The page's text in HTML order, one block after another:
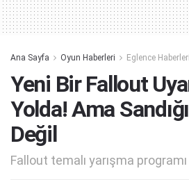
Ana Sayfa Oyun Haberleri Eglence Haberleri
Yeni Bir Fallout
Yolda! Ama
Değil
Fallout temalı yarışma programı